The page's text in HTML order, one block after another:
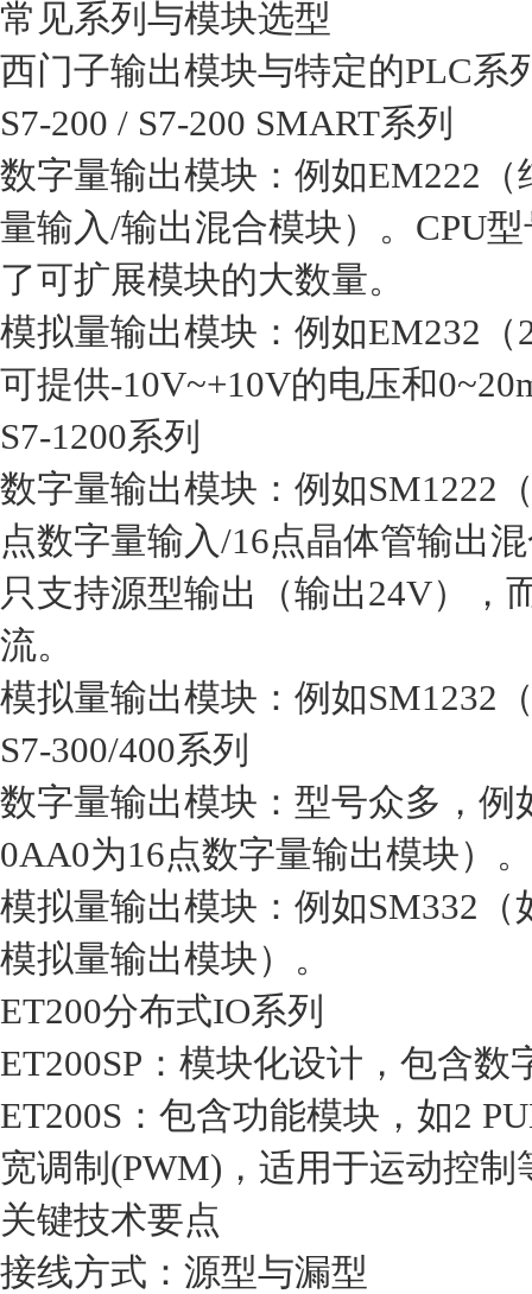
常见系列与模块选型
西门子输出模块与特定的PLC系
‌S7-200 / S7-200 SMART系列‌
数字量输出模块‌：例如EM222
量输入/输出混合模块）。CPU
了可扩展模块的大数量。‌‌
模拟量输出模块‌：例如EM232
可提供‌-10V~+10V的电压和
‌S7-1200系列‌
数字量输出模块‌：例如SM1222
点数字量输入/16点晶体管输出
只支持源型输出‌（输出24V），
流。‌‌
模拟量输出模块‌：例如SM1232
‌S7-300/400系列‌
数字量输出模块‌：型号众多，例
0AA0为16点数字量输出模块）。‌‌
模拟量输出模块‌：例如SM332（
模拟量输出模块）。
‌ET200分布式IO系列‌
‌ET200SP‌：模块化设计，包含
‌ET200S‌：包含‌功能模块‌，如2
宽调制(PWM)‌，适用于运动控制
关键技术要点
‌接线方式：源型与漏型‌